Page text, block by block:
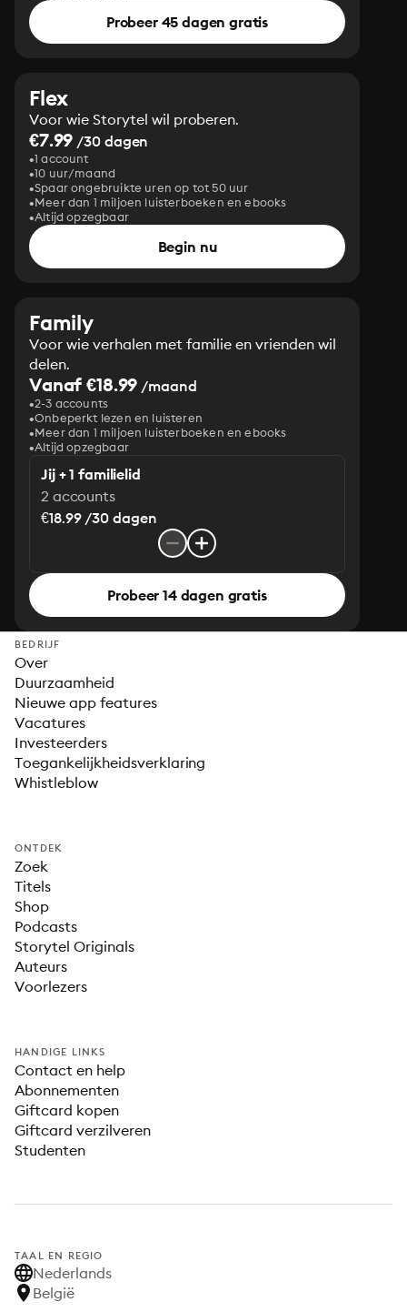
Probeer 45 dagen gratis
Flex
Voor wie Storytel wil proberen.
€7.99 /30 dagen
1 account
10 uur/maand
Spaar ongebruikte uren op tot 50 uur
Meer dan 1 miljoen luisterboeken en ebooks
Altijd opzegbaar
Begin nu
Family
Voor wie verhalen met familie en vrienden wil
delen.
Vanaf €18.99 /maand
2-3 accounts
Onbeperkt lezen en luisteren
Meer dan 1 miljoen luisterboeken en ebooks
Altijd opzegbaar
Jij + 1 familielid
2 accounts
€18.99 /30 dagen
Probeer 14 dagen gratis
BEDRIJF
Over
Duurzaamheid
Nieuwe app features
Vacatures
Investeerders
Toegankelijkheidsverklaring
Whistleblow
ONTDEK
Zoek
Titels
Shop
Podcasts
Storytel Originals
Auteurs
Voorlezers
HANDIGE LINKS
Contact en help
Abonnementen
Giftcard kopen
Giftcard verzilveren
Studenten
TAAL EN REGIO
Nederlands
België